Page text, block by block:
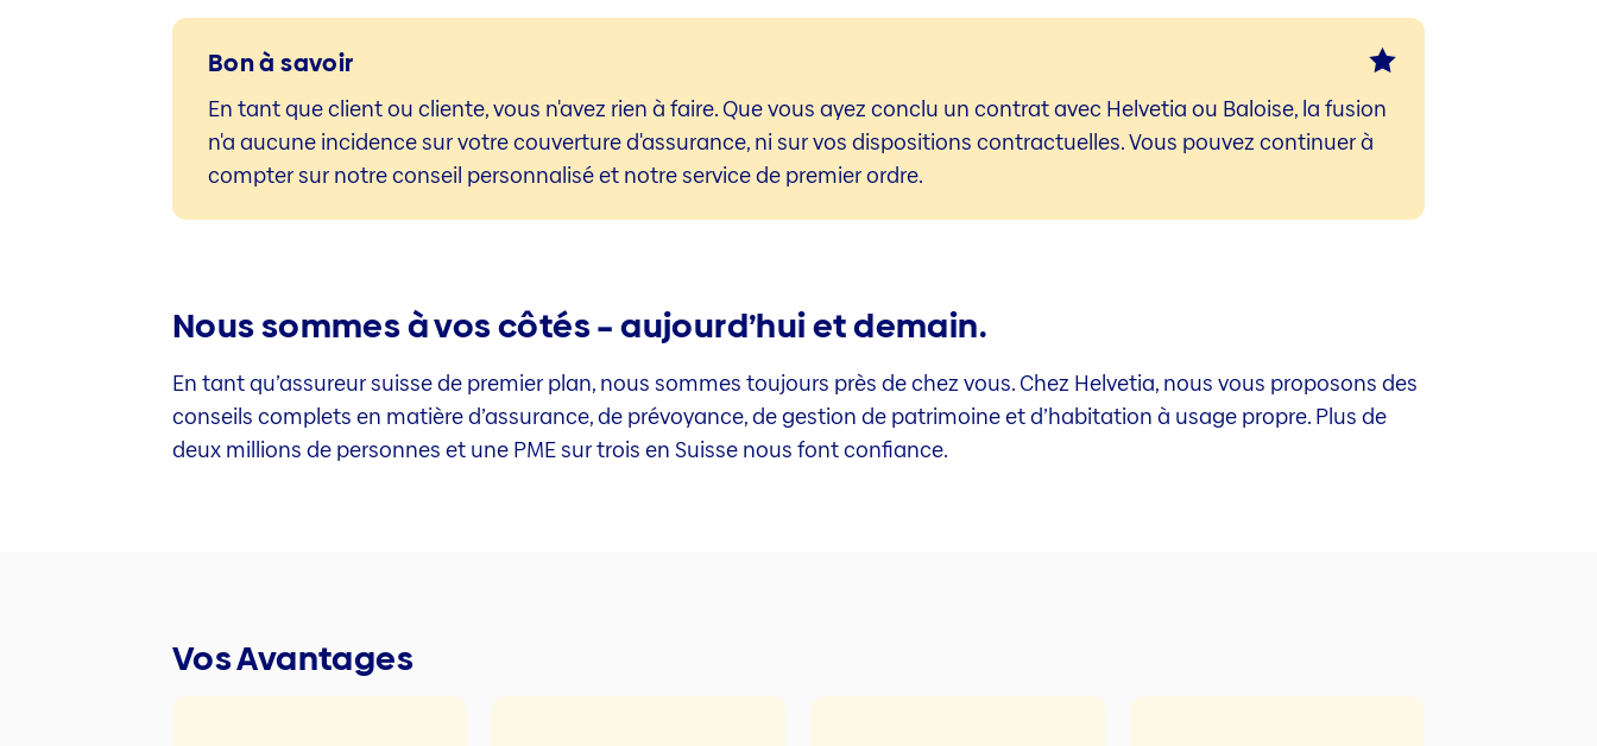
Bon à savoir
En tant que client ou cliente, vous n'avez rien à faire. Que vous ayez conclu un contrat avec Helvetia ou Baloise, la fusion
n'a aucune incidence sur votre couverture d'assurance, ni sur vos dispositions contractuelles. Vous pouvez continuer à
compter sur notre conseil personnalisé et notre service de premier ordre.
Nous sommes à vos côtés – aujourd’hui et demain.
En tant qu’assureur suisse de premier plan, nous sommes toujours près de chez vous. Chez Helvetia, nous vous proposons des
conseils complets en matière d’assurance, de prévoyance, de gestion de patrimoine et d’habitation à usage propre. Plus de
deux millions de personnes et une PME sur trois en Suisse nous font confiance.
Vos Avantages